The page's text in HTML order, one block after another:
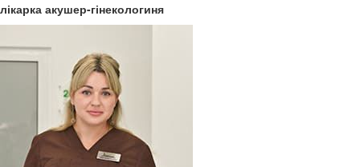
лікарка акушер-гінекологиня